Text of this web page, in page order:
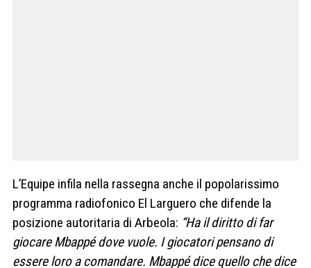
L’Equipe infila nella rassegna anche il popolarissimo
programma radiofonico El Larguero che difende la
posizione autoritaria di Arbeola: “Ha il diritto di far
giocare Mbappé dove vuole. I giocatori pensano di
essere loro a comandare. Mbappé dice quello che dice